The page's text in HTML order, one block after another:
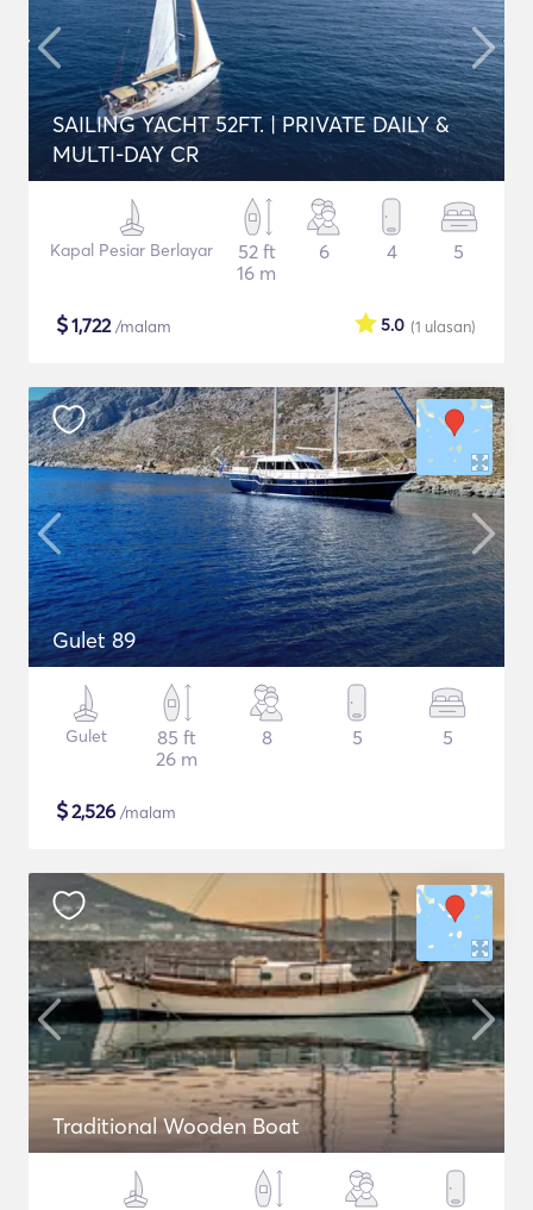
SAILING YACHT 52FT. | PRIVATE DAILY &
MULTI-DAY CR
Kapal Pesiar Berlayar
52 ft
16 m
6 4 5
$1,722/malam (1 ulasan)
5.0
Gulet 89
Gulet
85 ft
26 m
8 5 5
$2,526 /malam
Traditional Wooden Boat